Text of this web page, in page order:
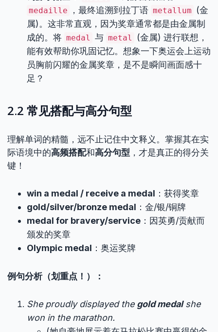
medaille ，最终追溯到拉丁语 metallum
(金
属)。这非常直观，因为奖章通常都是由金属制
成的。将 medal 与 metal
(金属) 进行联想，
能有效帮助你巩固记忆。想象一下奥运会上运动
员胸前闪耀的金属奖章，是不是瞬间画面感十
足？
2.2 常见搭配与高分句型
理解单词的精髓，远不止记住中文释义。掌握其在实
际语境中的高频搭配和高分句型 ，才是真正的得分关
键！
win a medal / receive a medal ：获得奖章
gold/silver/bronze medal ：金/银/铜牌
medal for bravery/service ：因英勇/贡献而
颁发的奖章
Olympic medal ：奥运奖牌
例句分析（划重点！）：
She proudly displayed the gold medalshe
won in the marathon.